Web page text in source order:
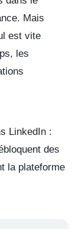
Mais
est vite
les
LinkedIn :
des
la plateforme